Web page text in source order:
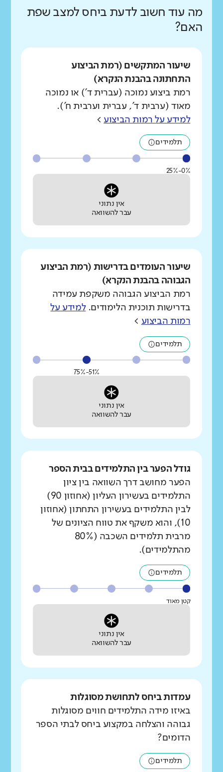
מה עוד חשוב לדעת ביחס למצב שפת
האם?
שיעור המתקשים (רמת הביצוע
התחתונה בהבנת הנקרא)
רמת ביצוע נמוכה (עברית ד') או נמוכה
מאוד (ערבית ד', עברית וערבית ח').
למידע על רמות הביצוע >
תלמידים
0%-25%
אין נתוני
עבר להשוואה
שיעור העומדים בדרישות (רמת הביצוע
הגבוהה בהבנת הנקרא)
רמת הביצוע הגבוהה משקפת עמידה
בדרישות תוכנית הלימודים.למידע על
רמות הביצוע >
תלמידים
51%-75%
אין נתוני
עבר להשוואה
גודל הפער בין התלמידים בבית הספר
הפער מחושב דרך השוואה בין ציון
התלמידים בעשירון העליון (אחוזון 90)
לבין התלמידים בעשירון התחתון (אחוזון
10), והוא משקף את טווח הציונים של
מרבית תלמידים השכבה (80%
מהתלמידים).
תלמידים
קטן מאוד
אין נתוני
עבר להשוואה
עמדות ביחס לתחושת מסוגלות
באיזו מידה התלמידים חווים מסוגלות
גבוהה והצלחה במקצוע ביחס לבתי הספר
הדומים?
תלמידים